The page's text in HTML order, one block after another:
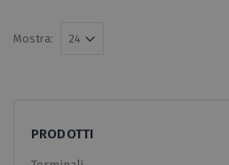
Mostra:
PRODOTTI